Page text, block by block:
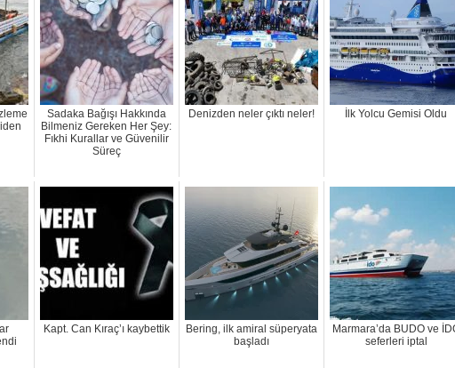
Sadaka Bağışı Hakkında
Bilmeniz Gereken Her Şey:
Fıkhi Kurallar ve Güvenilir
Süreç
Denizden neler çıktı neler! İlk Yolcu Gemisi Oldu
Kapt. Can Kıraç’ı kaybettik
Bering, ilk amiral süperyata
başladı
Marmara’da BUDO ve
seferleri iptal